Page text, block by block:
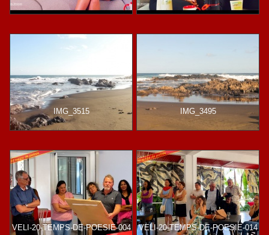
IMG_3515 IMG_3495
VELI-20-TEMPS-DE-POESIE-004 VELI-20-TEMPS-DE-POESIE-014